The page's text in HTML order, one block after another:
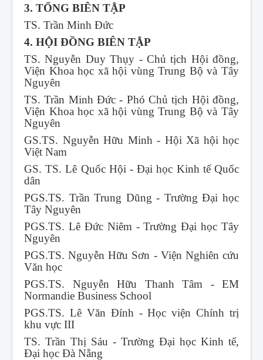
3. TỔNG BIÊN TẬP
TS. Trần Minh Đức
4. HỘI ĐỒNG BIÊN TẬP
TS. Nguyễn Duy Thụy - Chủ tịch Hội đồng,
Viện Khoa học xã hội vùng Trung Bộ và Tây
Nguyên
TS. Trần Minh Đức - Phó Chủ tịch Hội đồng,
Viện Khoa học xã hội vùng Trung Bộ và Tây
Nguyên
GS.TS. Nguyễn Hữu Minh - Hội Xã hội học
Việt Nam
GS. TS. Lê Quốc Hội - Đại học Kinh tế Quốc
dân
PGS.TS. Trần Trung Dũng - Trường Đại học
Tây Nguyên
PGS.TS. Lê Đức Niêm - Trường Đại học Tây
Nguyên
PGS.TS. Nguyễn Hữu Sơn - Viện Nghiên cứu
Văn học
PGS.TS. Nguyễn Hữu Thanh Tâm - EM
Normandie Business School
PGS.TS. Lê Văn Đính - Học viện Chính trị
khu vực III
TS. Trần Thị Sáu - Trường Đại học Kinh tế,
Đại học Đà Nẵng